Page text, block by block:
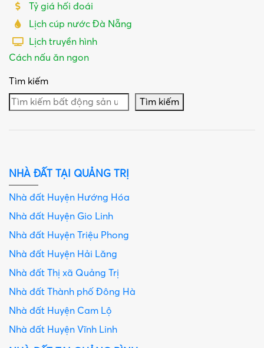
Tỷ giá hối đoái
Lịch cúp nước Đà Nẵng
Lịch truyền hình
Cách nấu ăn ngon
Tìm kiếm
Tìm kiếm
NHÀ ĐẤT TẠI QUẢNG TRỊ
Nhà đất Huyện Hướng Hóa
Nhà đất Huyện Gio Linh
Nhà đất Huyện Triệu Phong
Nhà đất Huyện Hải Lăng
Nhà đất Thị xã Quảng Trị
Nhà đất Thành phố Đông Hà
Nhà đất Huyện Cam Lộ
Nhà đất Huyện Vĩnh Linh